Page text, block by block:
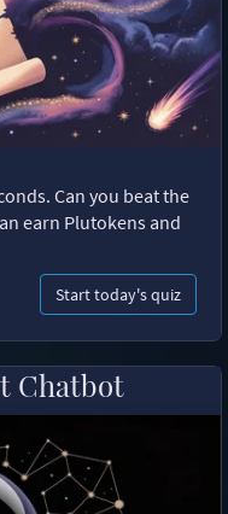
Can you beat the
earn Plutokens and
Start today's quiz
Chatbot